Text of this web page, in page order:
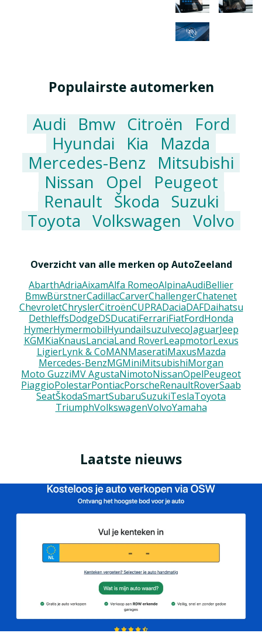
Populairste automerken
Audi Bmw Citroën
Ford
Hyundai
Kia
Mazda
Mercedes-Benz
Mitsubishi
Nissan
Opel
Peugeot
Renault Škoda
Suzuki
Toyota Volkswagen Volvo
Overzicht van alle merken op AutoZeeland
AbarthAdriaAixamAlfa RomeoAlpinaAudiBellier
BmwBürstnerCadillacCarverChallengerChatenet
ChevroletChryslerCitroënCUPRADaciaDAFDaihatsu
DethleffsDodgeDSDucatiFerrariFiatFordHonda
HymerHymermobilHyundaiIsuzuIvecoJaguarJeep
KGMKiaKnausLanciaLand RoverLeapmotorLexus
LigierLynk & CoMANMaseratiMaxusMazda
Mercedes-BenzMGMiniMitsubishiMorgan
Moto GuzziMV AgustaNimotoNissanOpelPeugeot
PiaggioPolestarPontiacPorscheRenaultRoverSaab
SeatŠkodaSmartSubaruSuzukiTeslaToyota
TriumphVolkswagenVolvoYamaha
Laatste nieuws